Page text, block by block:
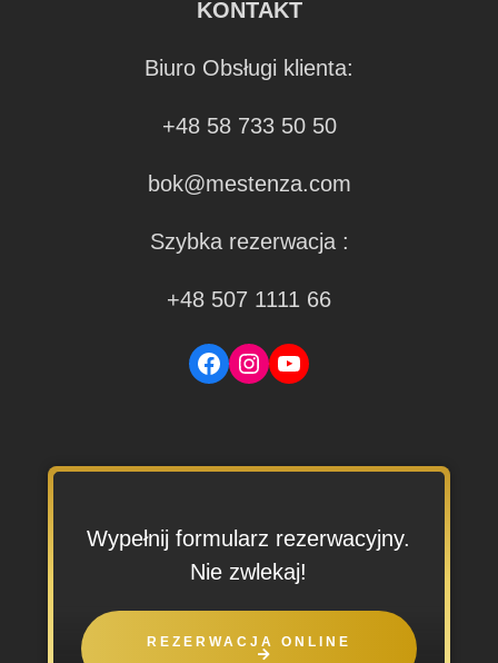
KONTAKT
Biuro Obsługi klienta:
+48 58 733 50 50
bok@mestenza.com
Szybka rezerwacja :
+48 507 1111 66
Facebook
Instagram
YouTube
Wypełnij formularz rezerwacyjny.
Nie zwlekaj!
REZERWACJA ONLINE